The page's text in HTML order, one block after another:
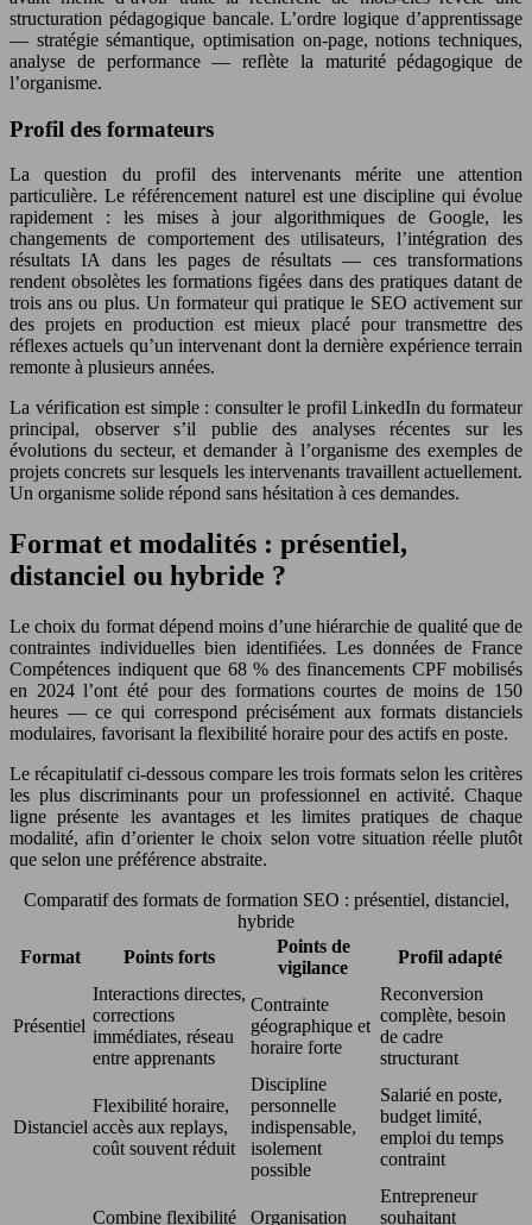
structuration pédagogique bancale. L’ordre logique d’apprentissage
— stratégie sémantique, optimisation on-page, notions techniques,
analyse de performance — reflète la maturité pédagogique de
l’organisme.
Profil des formateurs
La question du profil des intervenants mérite une attention
particulière. Le référencement naturel est une discipline qui évolue
rapidement : les mises à jour algorithmiques de Google, les
changements de comportement des utilisateurs, l’intégration des
résultats IA dans les pages de résultats — ces transformations
rendent obsolètes les formations figées dans des pratiques datant de
trois ans ou plus. Un formateur qui pratique le SEO activement sur
des projets en production est mieux placé pour transmettre des
réflexes actuels qu’un intervenant dont la dernière expérience terrain
remonte à plusieurs années.
La vérification est simple : consulter le profil LinkedIn du formateur
principal, observer s’il publie des analyses récentes sur les
évolutions du secteur, et demander à l’organisme des exemples de
projets concrets sur lesquels les intervenants travaillent actuellement.
Un organisme solide répond sans hésitation à ces demandes.
Format et modalités : présentiel,
distanciel ou hybride ?
Le choix du format dépend moins d’une hiérarchie de qualité que de
contraintes individuelles bien identifiées. Les données de France
Compétences indiquent que 68 % des financements CPF mobilisés
en 2024 l’ont été pour des formations courtes de moins de 150
heures — ce qui correspond précisément aux formats distanciels
modulaires, favorisant la flexibilité horaire pour des actifs en poste.
Le récapitulatif ci-dessous compare les trois formats selon les critères
les plus discriminants pour un professionnel en activité. Chaque
ligne présente les avantages et les limites pratiques de chaque
modalité, afin d’orienter le choix selon votre situation réelle plutôt
que selon une préférence abstraite.
Comparatif des formats de formation SEO : présentiel, distanciel,
hybride
Format
Points forts
Points de
vigilance
Profil adapté
Présentiel
Interactions directes,
corrections
immédiates, réseau
entre apprenants
Contrainte
géographique et
horaire forte
Reconversion
complète, besoin
de cadre
structurant
Distanciel
Flexibilité horaire,
accès aux replays,
coût souvent réduit
Discipline
personnelle
indispensable,
isolement
possible
Salarié en poste,
budget limité,
emploi du temps
contraint
Combine flexibilité
Organisation
Entrepreneur
souhaitant